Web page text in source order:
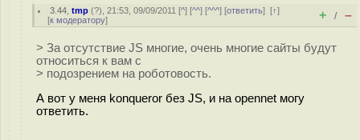
3.44 ,tmp (?), 21:53, 09/09/2011 [^] [^^] [^^^] [ответить][↑]
[к модератору] + / –
> За отсутствие JS многие, очень многие сайты будут
относиться к вам с
> подозрением на роботовость.
А вот у меня konqueror без JS, и на opennet могу
ответить.